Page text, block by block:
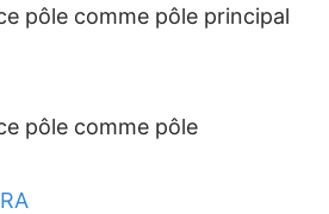
pôle comme pôle principal
pôle comme pôle